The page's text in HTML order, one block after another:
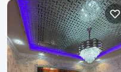
Сделка
Купить
Поиск